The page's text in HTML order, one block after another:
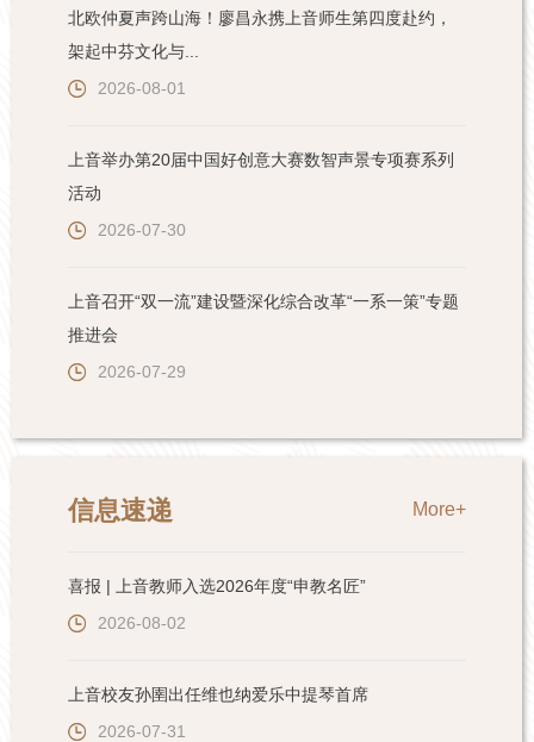
北欧仲夏声跨山海！廖昌永携上音师生第四度赴约，
架起中芬文化与...
2026-08-01
上音举办第20届中国好创意大赛数智声景专项赛系列
活动
2026-07-30
上音召开“双一流”建设暨深化综合改革“一系一策”专题
推进会
2026-07-29
信息速递 More+
喜报 | 上音教师入选2026年度“申教名匠”
2026-08-02
上音校友孙圉出任维也纳爱乐中提琴首席
2026-07-31